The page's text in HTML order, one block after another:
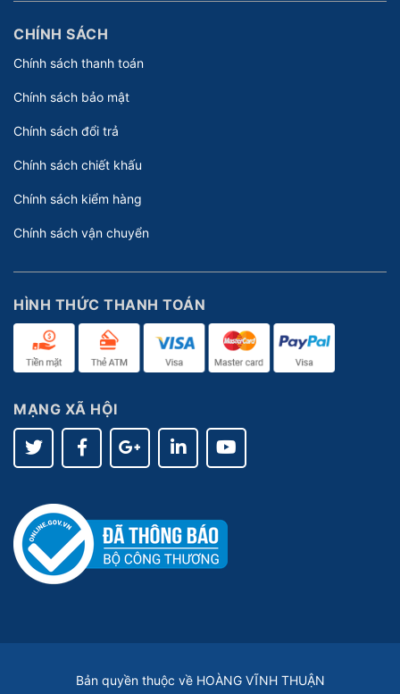
CHÍNH SÁCH
Chính sách thanh toán
Chính sách bảo mật
Chính sách đổi trả
Chính sách chiết khấu
Chính sách kiểm hàng
Chính sách vận chuyển
HÌNH THỨC THANH TOÁN
MẠNG XÃ HỘI
Bản quyền thuộc về HOÀNG VĨNH THUẬN